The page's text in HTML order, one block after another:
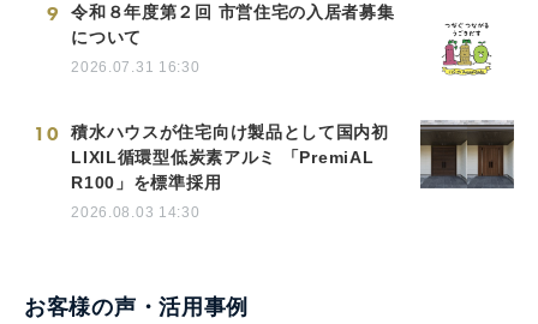
9
令和８年度第２回 市営住宅の入居者募集
について
2026.07.31 16:30
10
積水ハウスが住宅向け製品として国内初
LIXIL循環型低炭素アルミ 「PremiAL
R100」を標準採用
2026.08.03 14:30
お客様の声・活用事例